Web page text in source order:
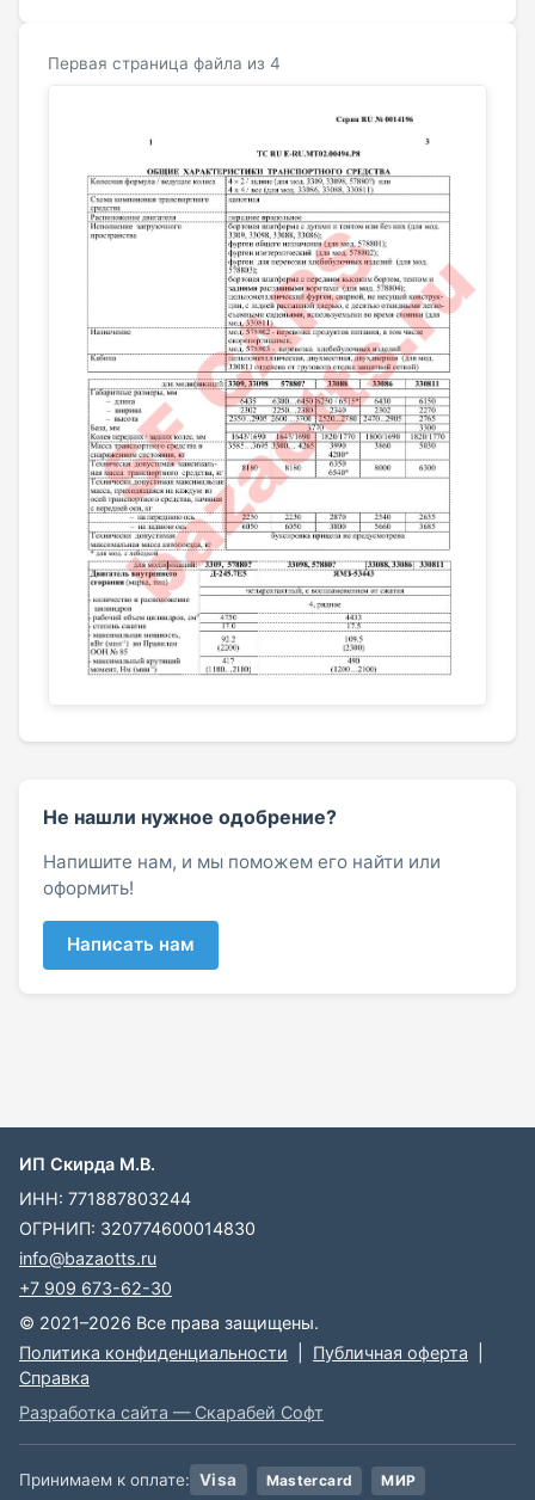
Первая страница файла из 4
Не нашли нужное одобрение?
Напишите нам, и мы поможем его найти или
оформить!
Написать нам
ИП Скирда М.В.
ИНН: 771887803244
ОГРНИП: 320774600014830
info@bazaotts.ru
+7 909 673-62-30
© 2021–2026 Все права защищены.
Политика конфиденциальности
Публичная оферта
Справка
Разработка сайта — Скарабей Софт
Принимаем к оплате: Visa Mastercard МИР